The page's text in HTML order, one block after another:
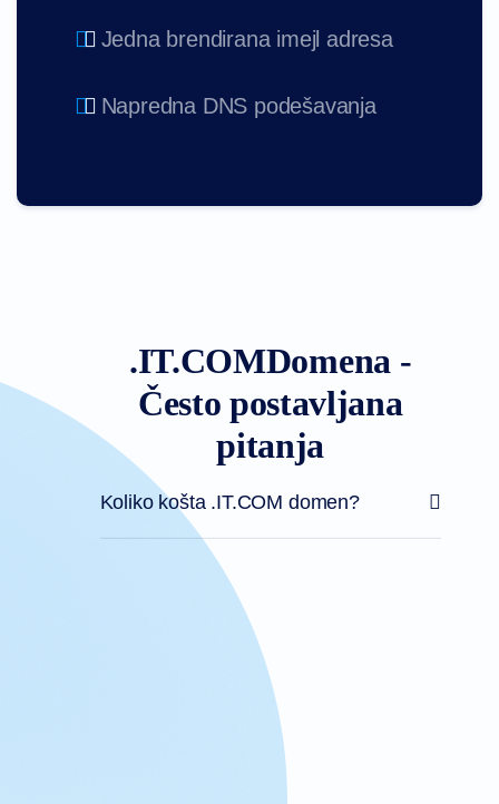
Jedna brendirana imejl adresa
Napredna DNS podešavanja
.IT.COMDomena -
Često postavljana
pitanja
Koliko košta .IT.COM domen?